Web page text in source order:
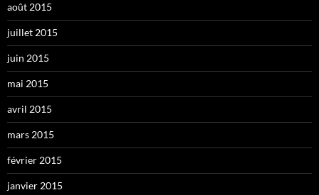
août 2015
juillet 2015
juin 2015
mai 2015
avril 2015
mars 2015
février 2015
janvier 2015